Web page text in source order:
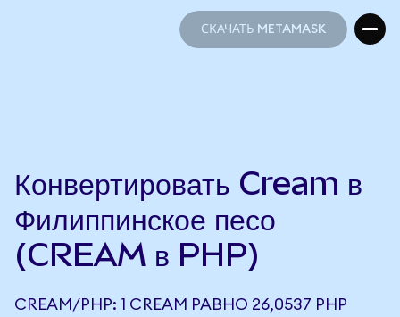
СКАЧАТЬ METAMASK
Конвертировать Cream в
Филиппинское песо
(CREAM в PHP)
CREAM/PHP: 1 CREAM РАВНО 26,0537 PHP